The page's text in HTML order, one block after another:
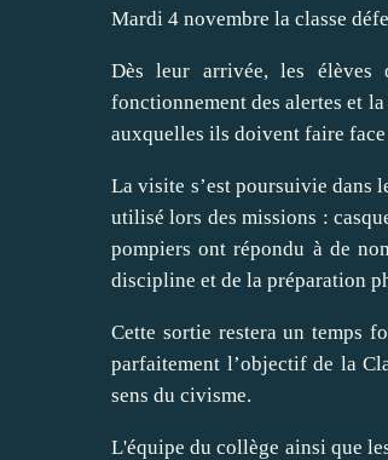
Mardi 4 novembre la classe
Dès leur arrivée, les
fonctionnement des alertes et
auxquelles ils doivent faire
La visite s’est poursuivie dans
utilisé lors des missions :
pompiers ont répondu à de
discipline et de la préparation
Cette sortie restera un temps
parfaitement l’objectif de la
sens du civisme.
L'équipe du collège ainsi que